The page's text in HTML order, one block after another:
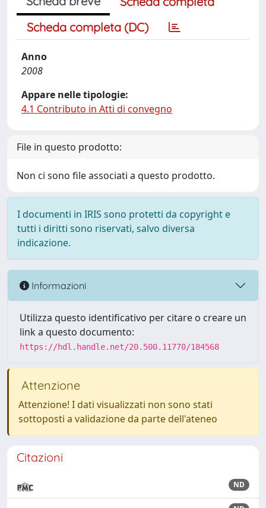
Scheda completa (DC)
Anno
2008
Appare nelle tipologie:
4.1 Contributo in Atti di convegno
File in questo prodotto:
Non ci sono file associati a questo prodotto.
I documenti in IRIS sono protetti da copyright e
tutti i diritti sono riservati, salvo diversa
indicazione.
Informazioni
Utilizza questo identificativo per citare o creare un
link a questo documento:
https://hdl.handle.net/20.500.11770/184568
Attenzione
Attenzione! I dati visualizzati non sono stati
sottoposti a validazione da parte dell'ateneo
Citazioni
ND